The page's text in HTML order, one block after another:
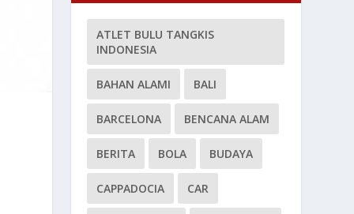
ATLET BULU TANGKIS
INDONESIA
BAHAN ALAMI BALI
BARCELONA BENCANA ALAM
BERITA BOLA BUDAYA
CAPPADOCIA CAR